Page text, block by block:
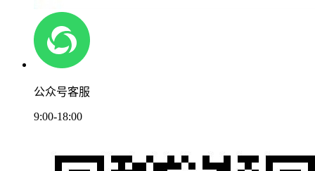
公众号客服
9:00-18:00